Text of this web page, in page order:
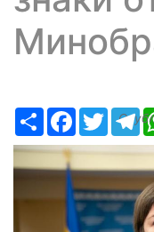
РесурсFacebook
Twitter